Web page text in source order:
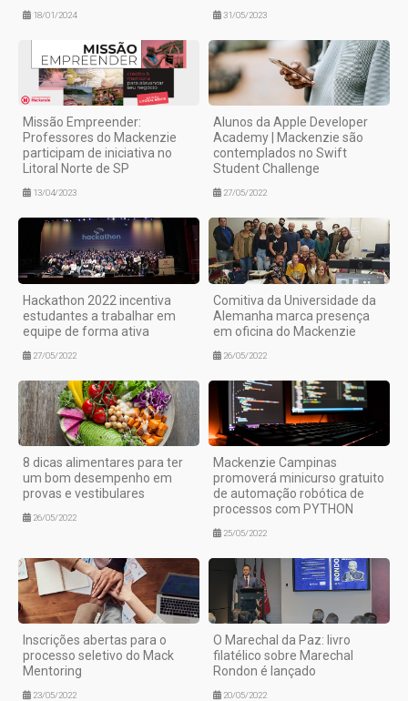
18/01/2024 31/05/2023
Missão Empreender:
Professores do Mackenzie
participam de iniciativa no
Litoral Norte de SP
13/04/2023
Alunos da Apple Developer
Academy | Mackenzie são
contemplados no Swift
Student Challenge
27/05/2022
Hackathon 2022 incentiva
estudantes a trabalhar em
equipe de forma ativa
27/05/2022
Comitiva da Universidade da
Alemanha marca presença
em oficina do Mackenzie
26/05/2022
8 dicas alimentares para ter
um bom desempenho em
provas e vestibulares
26/05/2022
Mackenzie Campinas
promoverá minicurso gratuito
de automação robótica de
processos com PYTHON
25/05/2022
Inscrições abertas para o
processo seletivo do Mack
Mentoring
23/05/2022
O Marechal da Paz: livro
filatélico sobre Marechal
Rondon é lançado
20/05/2022